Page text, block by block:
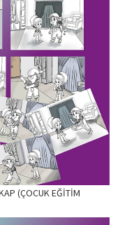
(ÇOCUK EĞİTİM